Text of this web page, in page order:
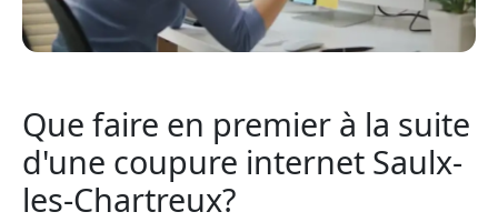
Que faire en premier à la suite
d'une coupure internet Saulx-
les-Chartreux?